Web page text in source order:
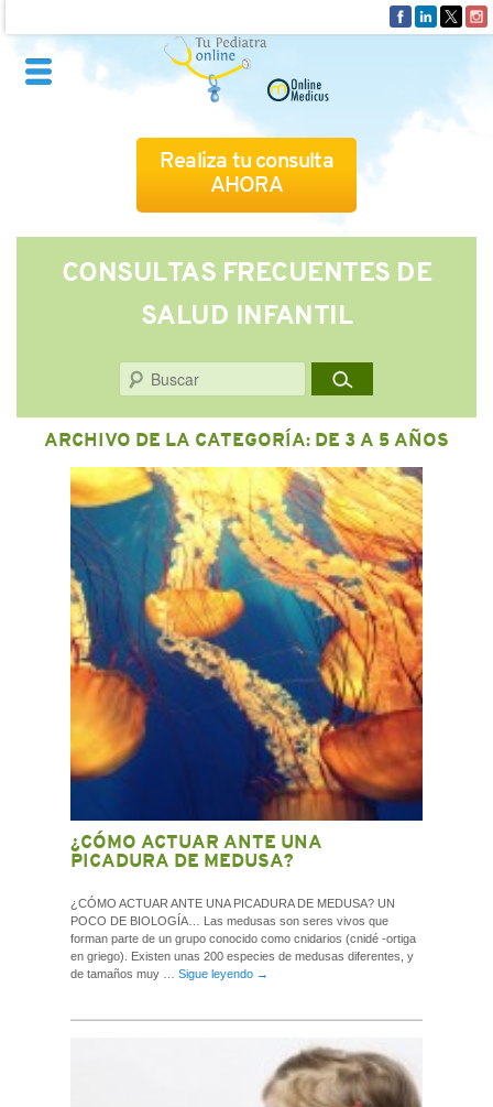
Realiza tu consulta
AHORA
QUIÉNES SOMOS
CÓMO FUNCIONA
CUADRO MÉDICO
CONSULTAS FRECUENTES
CONTACTO
CONSULTAS FRECUENTES DE
SALUD INFANTIL
ARCHIVO DE LA CATEGORÍA: DE 3 A 5 AÑOS
¿CÓMO ACTUAR ANTE UNA
PICADURA DE MEDUSA?
¿CÓMO ACTUAR ANTE UNA PICADURA DE MEDUSA? UN
POCO DE BIOLOGÍA… Las medusas son seres vivos que
forman parte de un grupo conocido como cnidarios (cnidé -ortiga
en griego). Existen unas 200 especies de medusas diferentes, y
de tamaños muy … Sigue leyendo →